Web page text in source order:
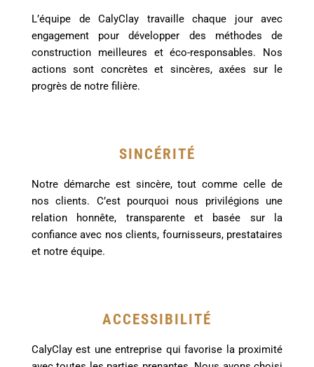
L’équipe de CalyClay travaille chaque jour avec
engagement pour développer des méthodes de
construction meilleures et éco-responsables. Nos
actions sont concrètes et sincères, axées sur le
progrès de notre filière.
SINCÉRITÉ
Notre démarche est sincère, tout comme celle de
nos clients. C’est pourquoi nous privilégions une
relation honnête, transparente et basée sur la
confiance avec nos clients, fournisseurs, prestataires
et notre équipe.
ACCESSIBILITÉ
CalyClay est une entreprise qui favorise la proximité